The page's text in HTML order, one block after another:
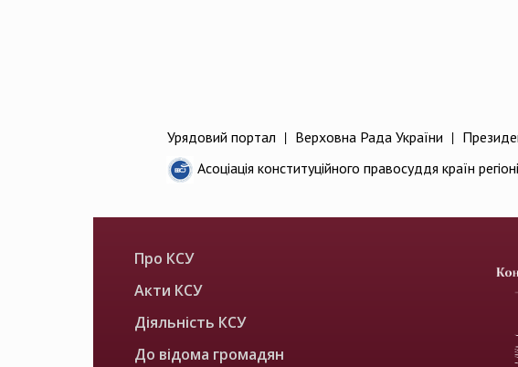
Урядовий портал | Верховна Рада України |
Асоціація конституційного правосуддя країн
Про КСУ
Акти КСУ
Діяльність КСУ
До відома громадян